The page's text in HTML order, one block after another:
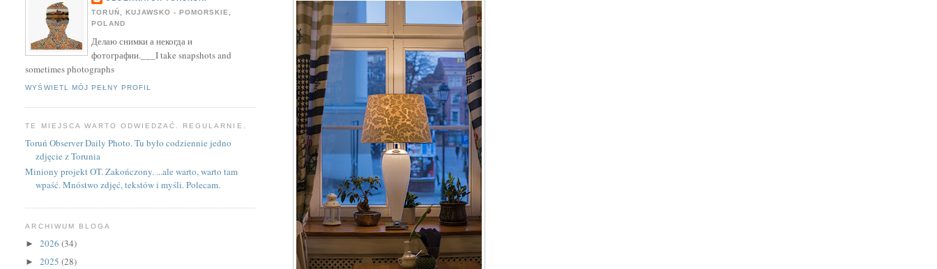
TORUŃ, KUJAWSKO - POMORSKIE,
POLAND
Делаю снимки а некогда и
фотографии.___I take snapshots and
sometimes photographs
WYŚWIETL MÓJ PEŁNY PROFIL
TE MIEJSCA WARTO ODWIEDZAĆ. REGULARNIE.
Toruń Observer Daily Photo. Tu było codziennie jedno
zdjęcie z Torunia
Miniony projekt OT. Zakończony. ...ale warto, warto tam
wpaść. Mnóstwo zdjęć, tekstów i myśli. Polecam.
ARCHIWUM BLOGA
►2026(34)
►2025(28)